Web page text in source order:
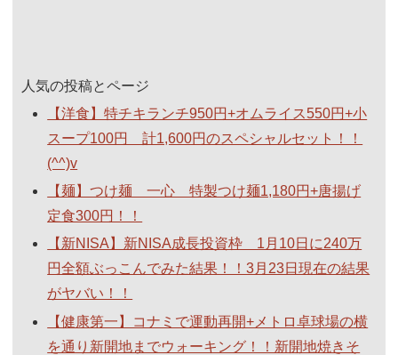
人気の投稿とページ
【洋食】特チキランチ950円+オムライス550円+小
スープ100円 計1,600円のスペシャルセット！！
(^^)v
【麺】つけ麺 一心 特製つけ麺1,180円+唐揚げ
定食300円！！
【新NISA】新NISA成長投資枠 1月10日に240万
円全額ぶっこんでみた結果！！3月23日現在の結果
がヤバい！！
【健康第一】コナミで運動再開+メトロ卓球場の横
を通り新開地までウォーキング！！新開地焼きそ